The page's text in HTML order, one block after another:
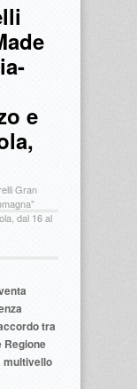
e
Gran
dal 16 al
tra
Regione
multivello